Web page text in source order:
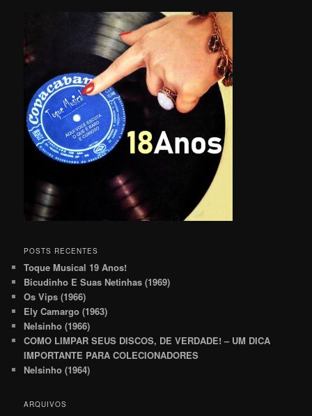
POSTS RECENTES
Toque Musical 19 Anos!
Bicudinho E Suas Netinhas (1969)
Os Vips (1966)
Ely Camargo (1963)
Nelsinho (1966)
COMO LIMPAR SEUS DISCOS, DE VERDADE! – UM DICA
IMPORTANTE PARA COLECIONADORES
Nelsinho (1964)
ARQUIVOS